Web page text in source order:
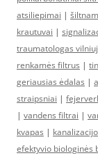
atsiliepimai |
krautuvai |
traumatologas
renkamės filtrus |
geriausias ėdalas |
straipsniai |
| vandens filtrai |
kvapas |
efektyvio biologinės